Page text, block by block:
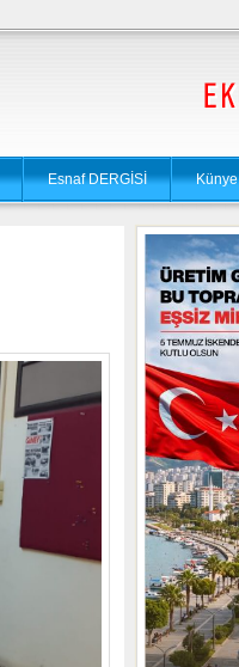
Esnaf DERGİSİ Künye